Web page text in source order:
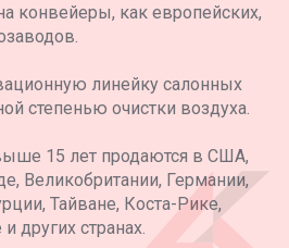
конвейеры, как европейских,
линейку салонных
степенью очистки воздуха.
15 лет продаются в США,
Великобритании, Германии,
Тайване, Коста-Рике,
других странах.